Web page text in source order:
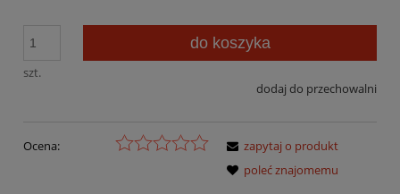
szt.
do koszyka
dodaj do przechowalni
Ocena:
zapytaj o produkt
poleć znajomemu